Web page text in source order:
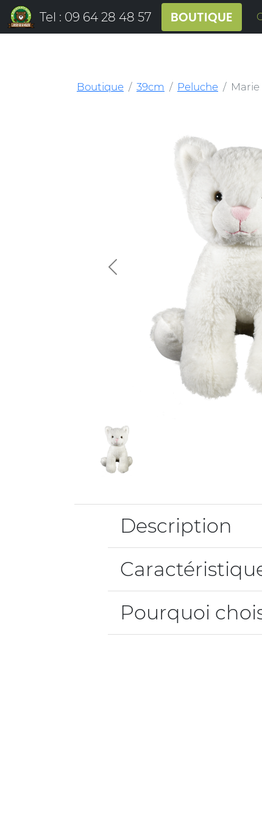
Tel : 09 64 28 48 57 BOUTIQUE
Boutique 39cm Peluche
Previous
Description
Pourquoi